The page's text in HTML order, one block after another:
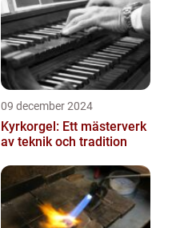
09 december 2024
Kyrkorgel: Ett mästerverk
av teknik och tradition